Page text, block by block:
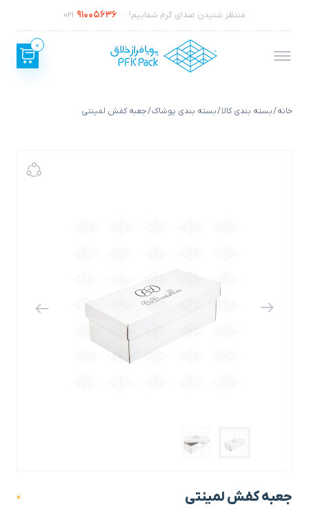
منتظر شنیدن صدای گرم شماییم! 91005636
021
0
خانه/بسته بندی کالا/بسته بندی پوشاک/ جعبه کفش لمینتی
جعبه کفش لمینتی 0